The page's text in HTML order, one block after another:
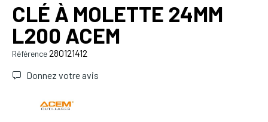
CLÉ À MOLETTE 24MM
L200 ACEM
Référence280121412
Donnez votre avis